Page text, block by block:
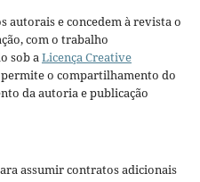
autorais e concedem à revista o
com o trabalho
sob aLicença Creative
o compartilhamento do
da autoria e publicação
assumir contratos adicionais